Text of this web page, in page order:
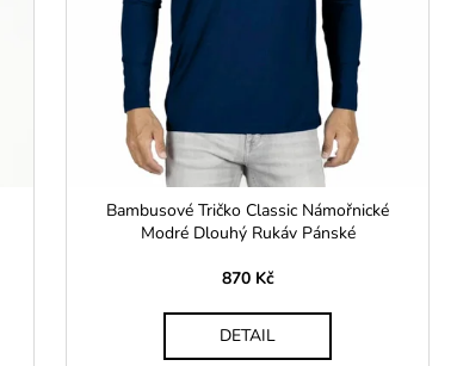
Bambusové Tričko Classic Námořnické
Modré Dlouhý Rukáv Pánské
870 Kč
DETAIL